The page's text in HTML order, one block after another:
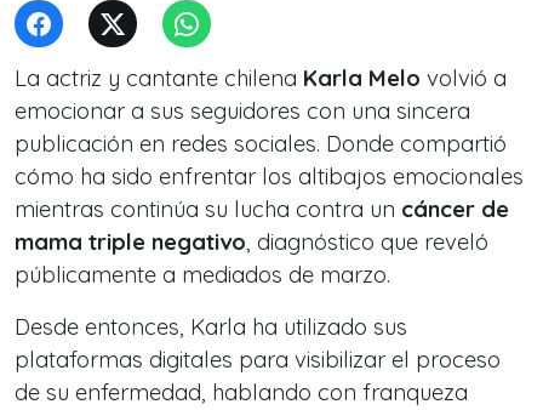
La actriz y cantante chilena Karla Melo volvió a
emocionar a sus seguidores con una sincera
publicación en redes sociales. Donde compartió
cómo ha sido enfrentar los altibajos emocionales
mientras continúa su lucha contra un cáncer de
mama triple negativo, diagnóstico que reveló
públicamente a mediados de marzo.
Desde entonces, Karla ha utilizado sus
plataformas digitales para visibilizar el proceso
de su enfermedad, hablando con franqueza